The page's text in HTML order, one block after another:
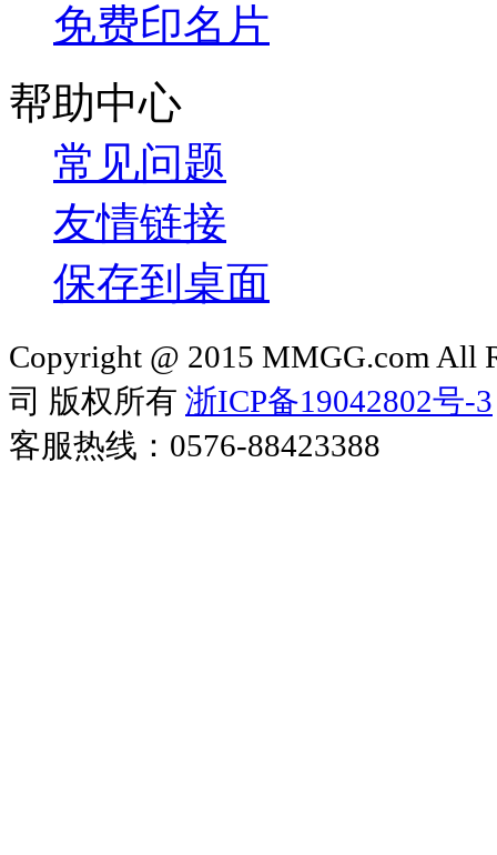
免费印名片
帮助中心
常见问题
友情链接
保存到桌面
Copyright @ 2015 MMGG.com All
司 版权所有 浙ICP备19042802号-3
客服热线：0576-88423388